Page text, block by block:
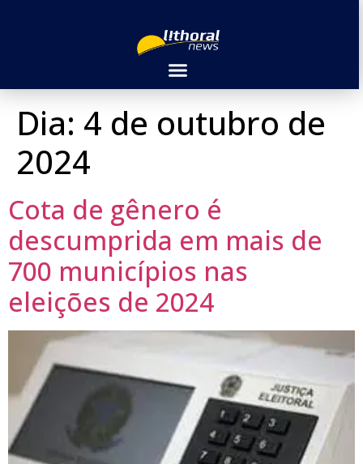
Dia: 4 de outubro de
2024
Cota de gênero é
descumprida em mais de
700 municípios nas
eleições de 2024